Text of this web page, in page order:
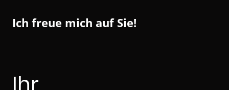
Ich freue mich auf Sie!
Ihr